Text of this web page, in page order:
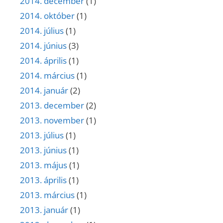
2014. október(1)
2014. július(1)
2014. június(3)
2014. április(1)
2014. március(1)
2014. január(2)
2013. december(2)
2013. november(1)
2013. július(1)
2013. június(1)
2013. május(1)
2013. április(1)
2013. március(1)
2013. január(1)